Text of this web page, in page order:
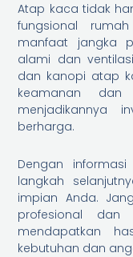
Atap kaca tidak
fungsional
manfaat jangka
alami dan
dan kanopi atap
keamanan
menjadikannya
berharga.
Dengan
langkah
impian Anda.
profesional dan
mendapatkan
kebutuhan dan